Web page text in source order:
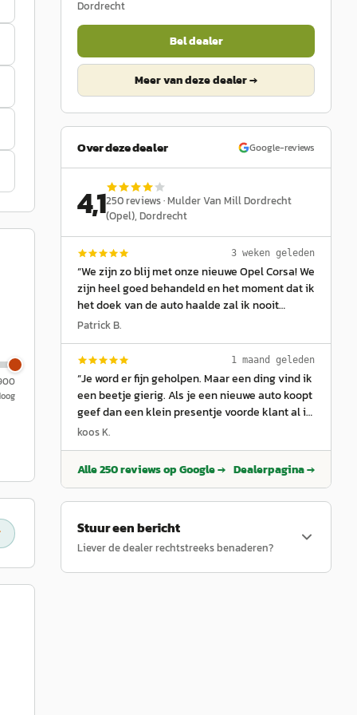
Dordrecht
Bel dealer
Meer van deze dealer →
Over deze dealer Google-reviews
4,1250reviews ·Mulder Van Mill Dordrecht
(Opel), Dordrecht
3 weken geleden
“We zijn zo blij met onze nieuwe Opel Corsa! We
zijn heel goed behandeld en het moment dat ik
het doek van de auto haalde zal ik nooit
vergeten 🥲 🤣 bedankt voor de goede zorg
Patrick B.
1 maand geleden
“Je word er fijn geholpen. Maar een ding vind ik
een beetje gierig. Als je een nieuwe auto koopt
geef dan een klein presentje voorde klant al is
de waarde 1euro het is het iede
koos K.
Alle250reviews op Google → Dealerpagina →
Stuur een bericht
Liever de dealer rechtstreeks benaderen?